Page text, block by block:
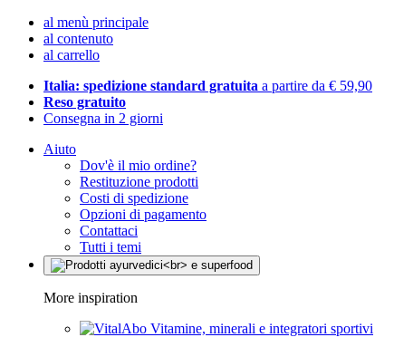
al menù principale
al contenuto
al carrello
Italia: spedizione standard gratuita a partire da € 59,90
Reso gratuito
Consegna in 2 giorni
Aiuto
Dov'è il mio ordine?
Restituzione prodotti
Costi di spedizione
Opzioni di pagamento
Contattaci
Tutti i temi
More inspiration
Vitamine, minerali e integratori sportivi